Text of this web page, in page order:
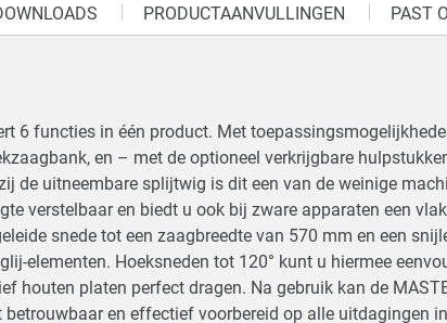
PRODUCTAANVULLINGEN PAST
6 functies in één product. Met
en – met de optioneel verkrijgbare
de uitneembare splijtwig is dit een van de weinige
verstelbaar en biedt u ook bij zware apparaten een
snede tot een zaagbreedte van 570 mm en een
elementen. Hoeksneden tot 120° kunt u hiermee
houten platen perfect dragen. Na gebruik kan de
en effectief voorbereid op alle uitdagingen